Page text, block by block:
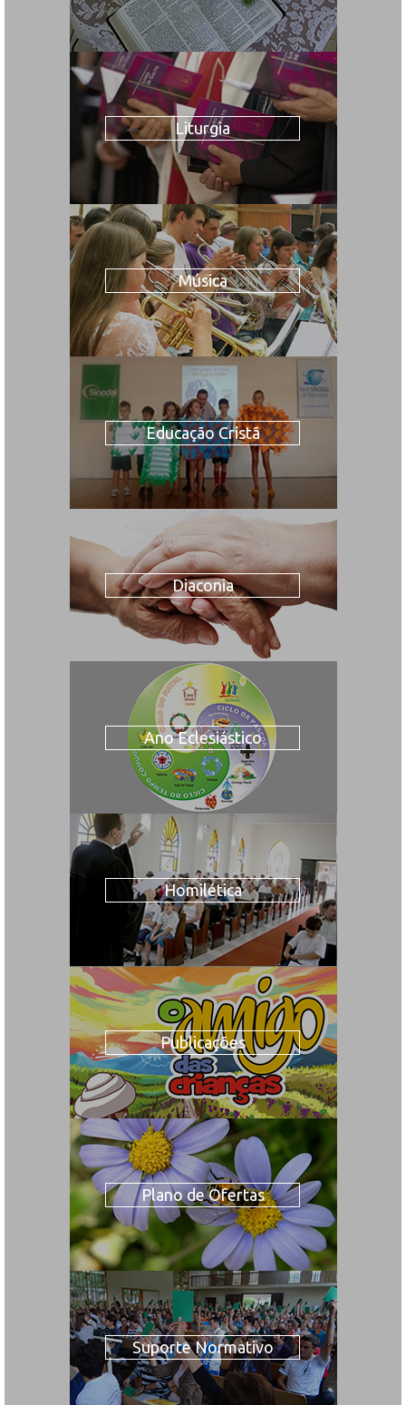
Liturgia
Música
Educação Cristã
Diaconia
Ano Eclesiástico
Homilética
Publicações
Plano de Ofertas
Suporte Normativo